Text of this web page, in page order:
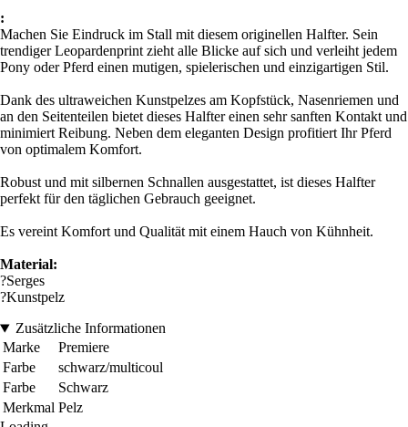
:
Machen Sie Eindruck im Stall mit diesem originellen Halfter. Sein
trendiger Leopardenprint zieht alle Blicke auf sich und verleiht jedem
Pony oder Pferd einen mutigen, spielerischen und einzigartigen Stil.
Dank des ultraweichen Kunstpelzes am Kopfstück, Nasenriemen und
an den Seitenteilen bietet dieses Halfter einen sehr sanften Kontakt und
minimiert Reibung. Neben dem eleganten Design profitiert Ihr Pferd
von optimalem Komfort.
Robust und mit silbernen Schnallen ausgestattet, ist dieses Halfter
perfekt für den täglichen Gebrauch geeignet.
Es vereint Komfort und Qualität mit einem Hauch von Kühnheit.
Material:
?Serges
?Kunstpelz
Zusätzliche Informationen
Marke
Premiere
Farbe
schwarz/multicoul
Farbe
Schwarz
Merkmal Pelz